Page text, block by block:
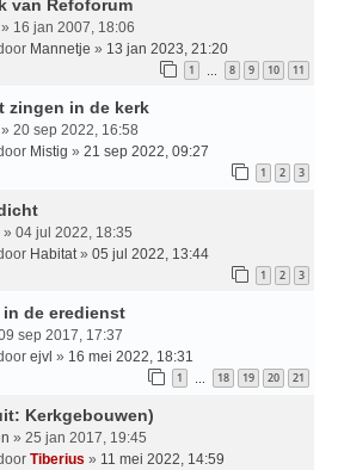
van Refoforum
» 16 jan 2007, 18:06
Mannetje » 13 jan 2023, 21:20
1 … 8 9 10 11
zingen in de kerk
» 20 sep 2022, 16:58
Mistig » 21 sep 2022, 09:27
1 2 3
» 04 jul 2022, 18:35
Habitat » 05 jul 2022, 13:44
1 2 3
de eredienst
sep 2017, 17:37
ejvl » 16 mei 2022, 18:31
1 … 18 19 20 21
Kerkgebouwen)
» 25 jan 2017, 19:45
Tiberius » 11 mei 2022, 14:59